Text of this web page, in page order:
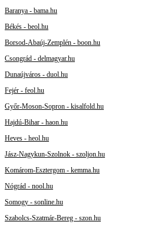
Baranya - bama.hu
Békés - beol.hu
Borsod-Abaúj-Zemplén - boon.hu
Csongrád - delmagyar.hu
Dunaújváros - duol.hu
Fejér - feol.hu
Győr-Moson-Sopron - kisalfold.hu
Hajdú-Bihar - haon.hu
Heves - heol.hu
Jász-Nagykun-Szolnok - szoljon.hu
Komárom-Esztergom - kemma.hu
Nógrád - nool.hu
Somogy - sonline.hu
Szabolcs-Szatmár-Bereg - szon.hu